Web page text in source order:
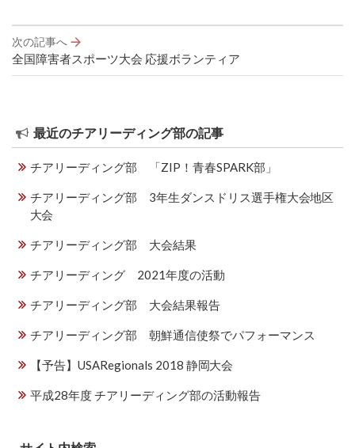
投
稿
ナ
シ
ョ
次の記事へ
全国障害者スポーツ大会 応援ボランティア
最近のチアリーディング部の記事
チアリーディング部 「ZIP！青春SPARK部」
チアリーディング部 3年生ダンスドリス選手権大会地区
大会
チアリーディング部 大会結果
チアリーディング 2021年度の活動
チアリーディング部 大会結果報告
チアリーディング部 朝鮮通信使祭でパフォーマンス
【予告】USARegionals 2018 静岡大会
平成28年度 チアリーディング部の活動報告